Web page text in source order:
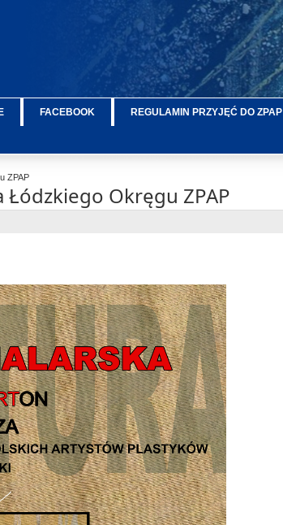
FACEBOOK REGULAMIN PRZYJĘĆ DO ZPAP
ZPAP
Łódzkiego Okręgu ZPAP